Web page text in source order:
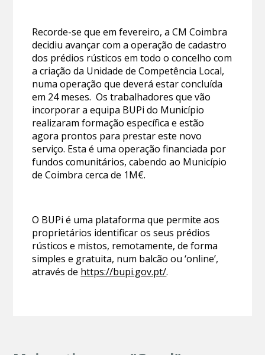
Recorde-se que em fevereiro, a CM Coimbra
decidiu avançar com a operação de cadastro
dos prédios rústicos em todo o concelho com
a criação da Unidade de Competência Local,
numa operação que deverá estar concluída
em 24 meses. Os trabalhadores que vão
incorporar a equipa BUPi do Município
realizaram formação específica e estão
agora prontos para prestar este novo
serviço. Esta é uma operação financiada por
fundos comunitários, cabendo ao Município
de Coimbra cerca de 1M€.
O BUPi é uma plataforma que permite aos
proprietários identificar os seus prédios
rústicos e mistos, remotamente, de forma
simples e gratuita, num balcão ou ‘online’,
através de https://bupi.gov.pt/.